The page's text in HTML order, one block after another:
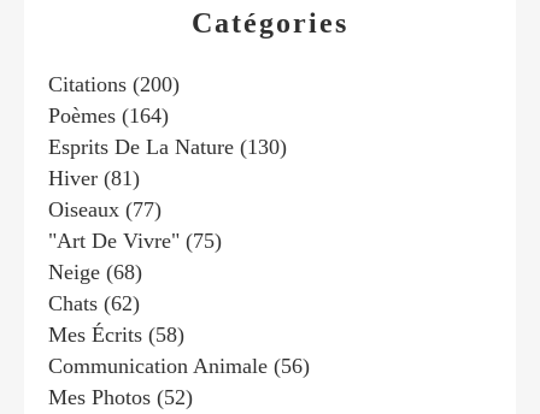
Catégories
Citations (200)
Poèmes (164)
Esprits De La Nature (130)
Hiver (81)
Oiseaux (77)
"art De Vivre" (75)
Neige (68)
Chats (62)
Mes Écrits (58)
Communication Animale (56)
Mes Photos (52)